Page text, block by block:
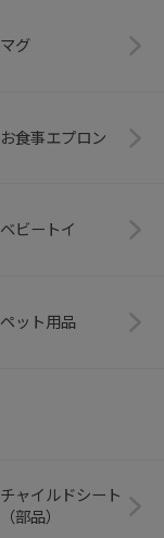
マグ
お食事エプロン
ベビートイ
ペット用品
チャイルドシート
（部品）